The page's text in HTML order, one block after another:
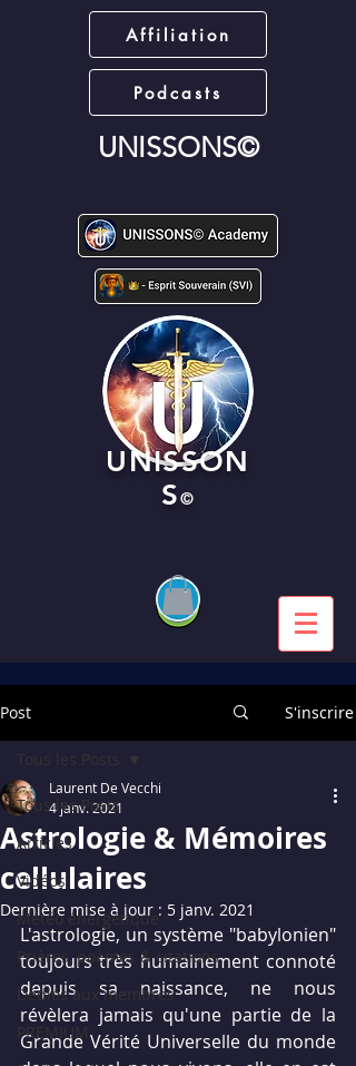
Affiliation
Podcasts
UNISSONS©
UNISSON
S©
Post S'inscrire
Tous les Posts
Articles
Vidéos
Météo énergétique
Prières, poèmes & citations
Dédiés aux membres
PREMIUM
Astrologie & Mémoires
cellulaires
Laurent De Vecchi
4 janv. 2021
Dernière mise à jour : 5 janv. 2021
L'astrologie, un système "babylonien"
toujours très humainement connoté
depuis sa naissance, ne nous
révèlera jamais qu'une partie de la
Grande Vérité Universelle du monde